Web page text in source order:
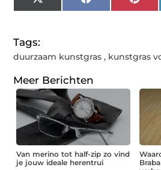
X
(Twitter)
Facebook
Tags:
duurzaam kunstgras , kunstgras
Meer Berichten
Van merino tot half-zip zo vind
je jouw ideale herentrui